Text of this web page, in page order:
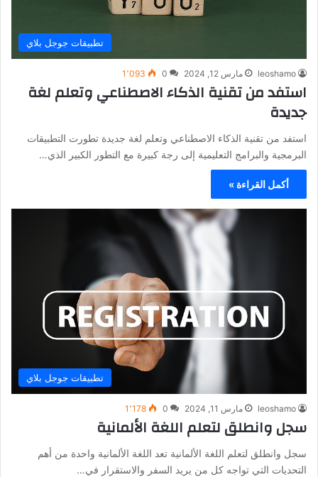
تطبيقات جوجل بلاي
leoshamo مارس 12, 2024 0 1٬093
استفد من تقنية الذكاء الاصطناعي وتعلم لغة
جديدة
استفد من تقنية الذكاء الاصطناعي وتعلم لغة جديدة تطورت التطبيقات
البرمجية والبرامج التعليمية إلى رجة كبيرة مع التطور الكبير الذي…
أكمل القراءة »
تطبيقات جوجل بلاي
leoshamo مارس 11, 2024 0 1٬178
سجل وانطلق لتعلم اللغة الألمانية
سجل وانطلق لتعلم اللغة الألمانية تعد اللغة الألمانية واحدة من أهم
التحديات التي تواجه كل من يريد السفر والاستقرار في…